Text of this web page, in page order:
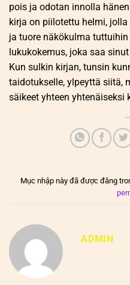
pois ja odotan innolla
kirja on piilotettu helmi,
ja tuore näkökulma
lukukokemus, joka saa
Kun sulkin kirjan, tunsin
taidotukselle, ylpeyttä siitä,
säikeet yhteen yhtenäiseksi
Mục nhập này đã được đăng
ADMIN